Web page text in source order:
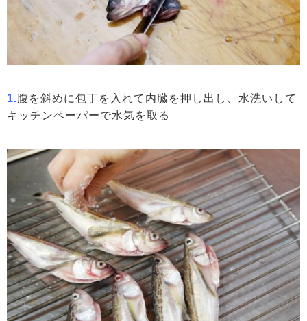
1.腹を斜めに包丁を入れて内臓を押し出し、水洗いして
キッチンペーパーで水気を取る